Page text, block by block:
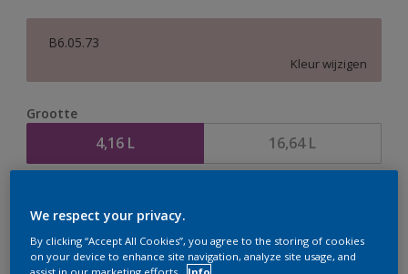
B6.05.73
Kleur wijzigen
Grootte
4,16 L 16,64 L
We respect your privacy.
By clicking “Accept All Cookies”, you agree to the storing of cookies
on your device to enhance site navigation, analyze site usage, and